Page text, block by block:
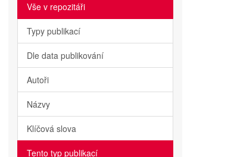
Vše v repozitáři
Typy publikací
Dle data publikování
Autoři
Názvy
Klíčová slova
Tento typ publikací